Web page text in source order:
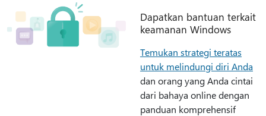
Dapatkan bantuan terkait
keamanan Windows
Temukan strategi teratas
untuk melindungi diri Anda
dan orang yang Anda cintai
dari bahaya online dengan
panduan komprehensif